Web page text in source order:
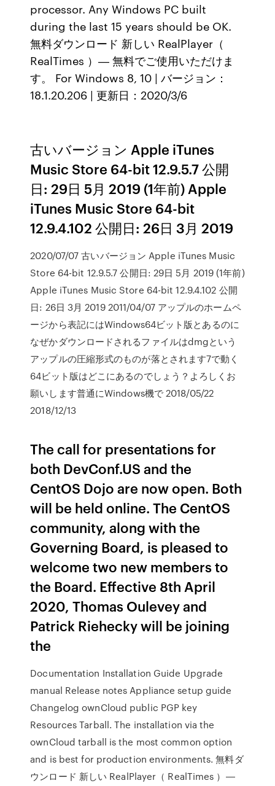
processor. Any Windows PC built
during the last 15 years should be OK.
無料ダウンロード 新しい RealPlayer（
RealTimes ）― 無料でご使用いただけま
す。 For Windows 8, 10 | バージョン：
18.1.20.206 | 更新日：2020/3/6
古いバージョン Apple iTunes
Music Store 64-bit 12.9.5.7 公開
日: 29日 5月 2019 (1年前) Apple
iTunes Music Store 64-bit
12.9.4.102 公開日: 26日 3月 2019
2020/07/07 古いバージョン Apple iTunes Music
Store 64-bit 12.9.5.7 公開日: 29日 5月 2019 (1年前)
Apple iTunes Music Store 64-bit 12.9.4.102 公開
日: 26日 3月 2019 2011/04/07 アップルのホームペ
ージから表記にはWindows64ビット版とあるのに
なぜかダウンロードされるファイルはdmgという
アップルの圧縮形式のものが落とされます7で動く
64ビット版はどこにあるのでしょう？よろしくお
願いします普通にWindows機で 2018/05/22
2018/12/13
The call for presentations for
both DevConf.US and the
CentOS Dojo are now open. Both
will be held online. The CentOS
community, along with the
Governing Board, is pleased to
welcome two new members to
the Board. Effective 8th April
2020, Thomas Oulevey and
Patrick Riehecky will be joining
the
Documentation Installation Guide Upgrade
manual Release notes Appliance setup guide
Changelog ownCloud public PGP key
Resources Tarball. The installation via the
ownCloud tarball is the most common option
and is best for production environments. 無料ダ
ウンロード 新しい RealPlayer（ RealTimes ）―